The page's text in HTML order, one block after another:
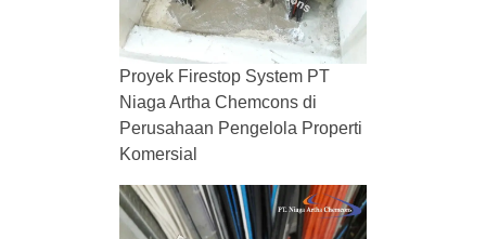
Proyek Firestop System PT
Niaga Artha Chemcons di
Perusahaan Pengelola Properti
Komersial